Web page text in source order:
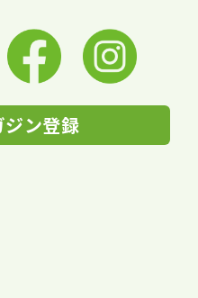
ジン登録